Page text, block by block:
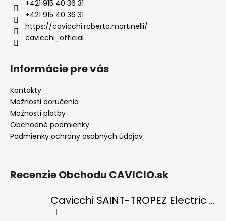
+421 915 40 36 31
+421 915 40 36 31
https://cavicchi.roberto.martinelli/
cavicchi_official
Informácie pre vás
Kontakty
Možnosti doručenia
Možnosti platby
Obchodné podmienky
Podmienky ochrany osobných údajov
Recenzie Obchodu CAVICIO.sk
Cavicchi SAINT-TROPEZ Electric Blue di RICCI
Hodnotenie produktu je 5 z 5 hviezdičiek.
|